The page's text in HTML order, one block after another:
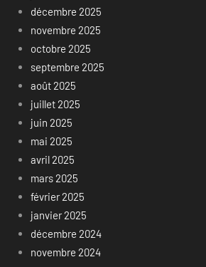
décembre 2025
novembre 2025
octobre 2025
septembre 2025
août 2025
juillet 2025
juin 2025
mai 2025
avril 2025
mars 2025
février 2025
janvier 2025
décembre 2024
novembre 2024